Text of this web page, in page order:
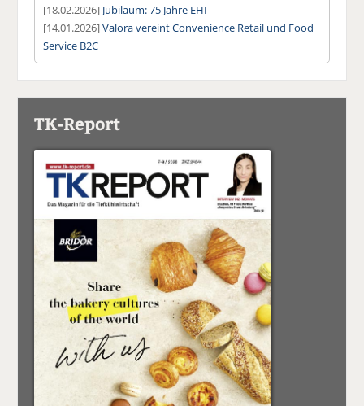
[18.02.2026] Jubiläum: 75 Jahre EHI
[14.01.2026]Valora vereint Convenience Retail und Food
Service B2C
TK-Report